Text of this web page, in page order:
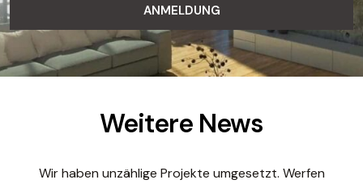
ANMELDUNG
Weitere News
Wir haben unzählige Projekte umgesetzt. Werfen